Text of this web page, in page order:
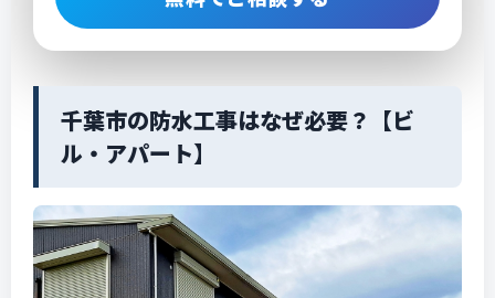
千葉市の防水工事はなぜ必要？【ビ
ル・アパート】